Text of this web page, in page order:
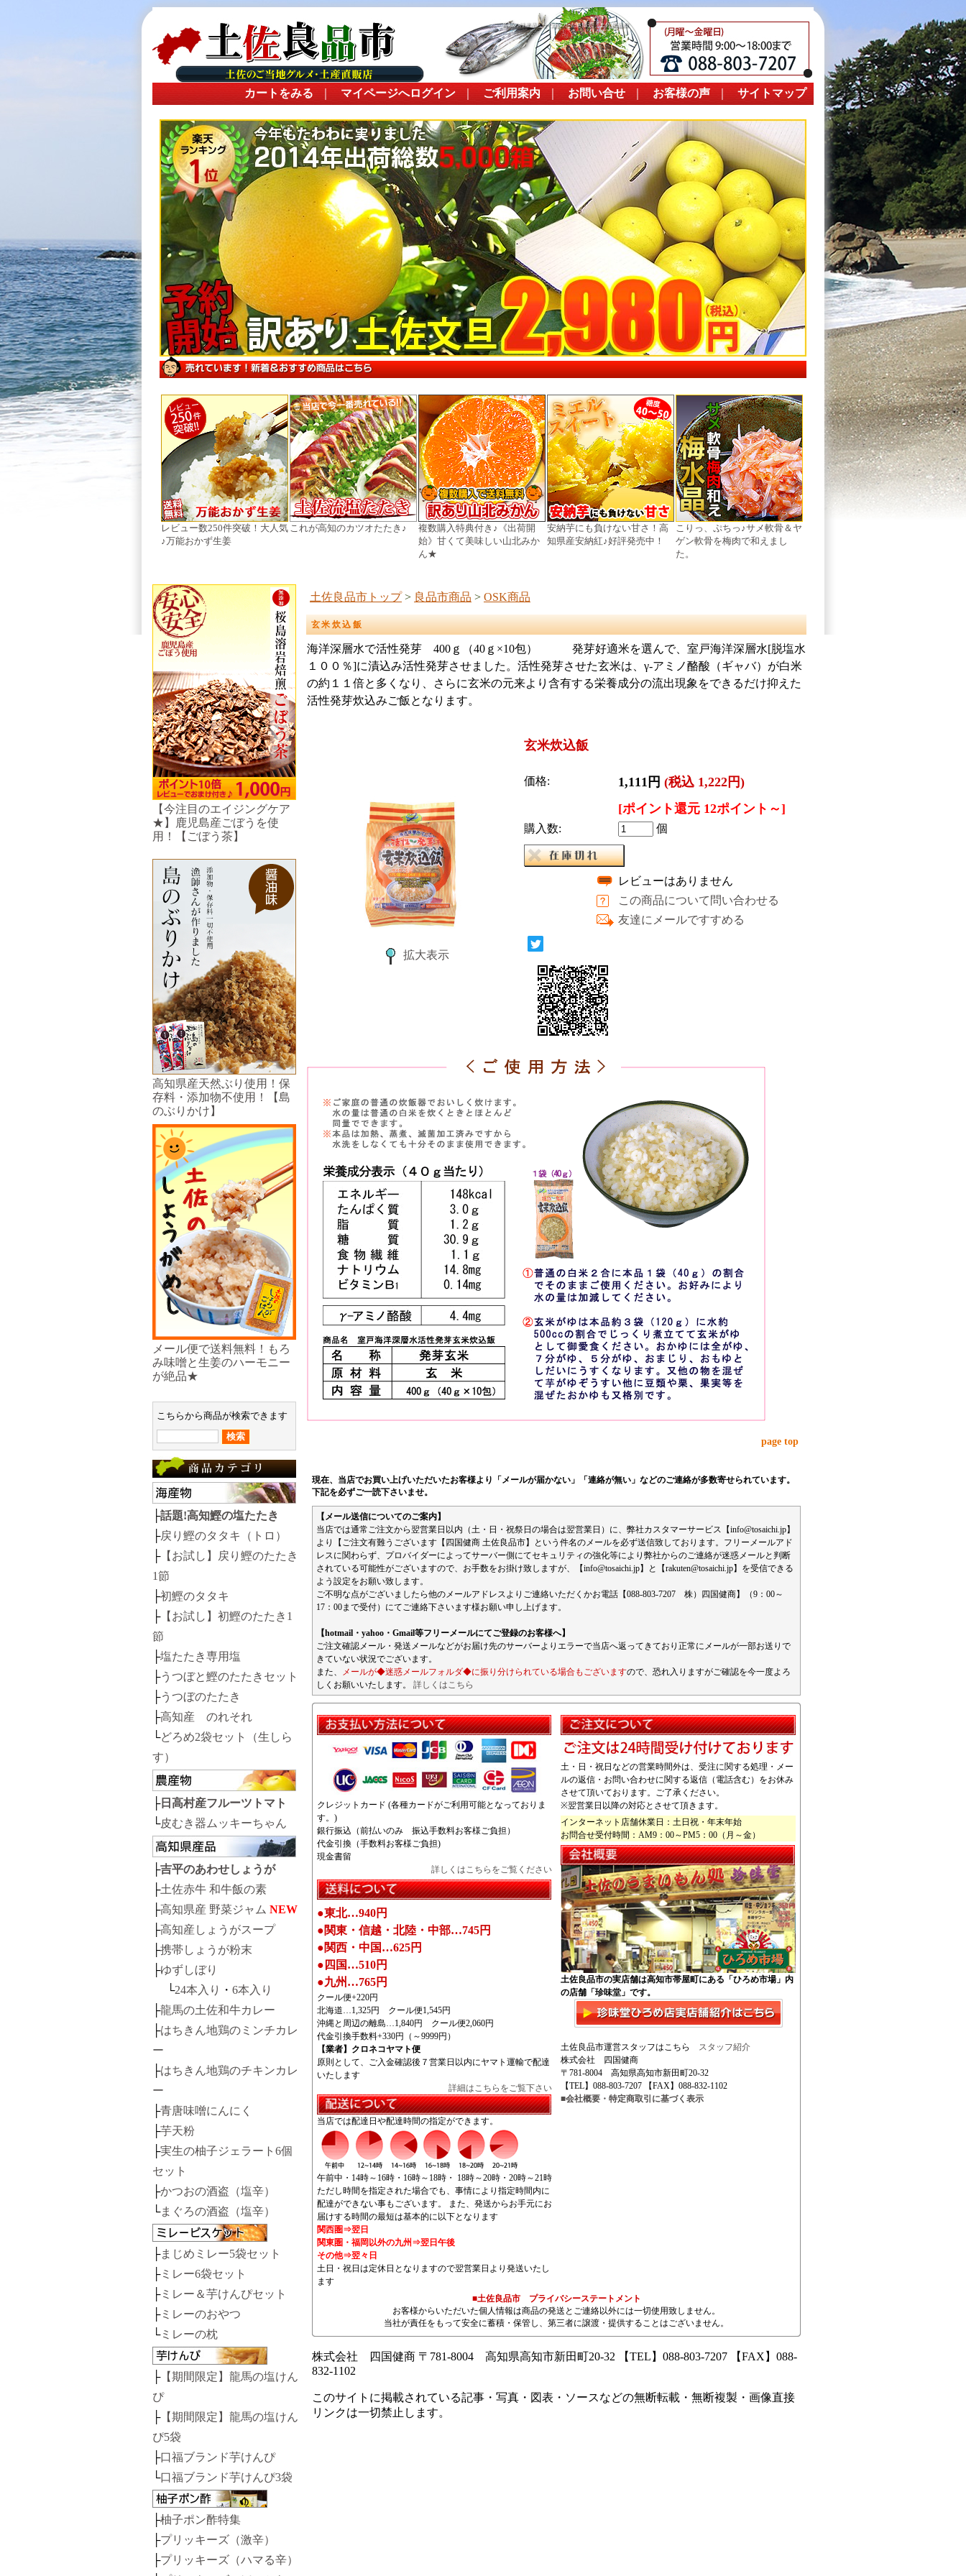
高知の特産品・かつおのたたき販売 土佐良品市
カートをみる マイページへログイン ご利用案内 お問い合せ お客様の声 サイトマップ
レビュー数250件突破！大人気
♪万能おかず生姜
これが高知のカツオたたき♪
複数購入特典付き♪《出荷開
始》甘くて美味しい山北みか
ん★
安納芋にも負けない甘さ！高
知県産安納紅♪好評発売中！
こりっ、ぷちっ♪サメ軟骨＆ヤ
ゲン軟骨を梅肉で和えまし
た。
【今注目のエイジングケア
★】鹿児島産ごぼうを使
用！【ごぼう茶】
高知県産天然ぶり使用！保
存料・添加物不使用！【島
のぶりかけ】
メール便で送料無料！もろ
み味噌と生姜のハーモニー
が絶品★
こちらから商品が検索できます
├話題!高知鰹の塩たたき
├戻り鰹のタタキ（トロ）
├【お試し】戻り鰹のたたき
1節
├初鰹のタタキ
├【お試し】初鰹のたたき1
節
├塩たたき専用塩
├うつぼと鰹のたたきセット
├うつぼのたたき
├高知産 のれそれ
└どろめ2袋セット（生しら
す）
├日高村産フルーツトマト
└皮むき器ムッキーちゃん
├吉平のあわせしょうが
├土佐赤牛 和牛飯の素
├高知県産 野菜ジャム NEW
├高知産しょうがスープ
├携帯しょうが粉末
├ゆずしぼり
└24本入り ・ 6本入り
├龍馬の土佐和牛カレー
├はちきん地鶏のミンチカレ
ー
├はちきん地鶏のチキンカレ
ー
├青唐味噌にんにく
├芋天粉
├実生の柚子ジェラート6個
セット
├かつおの酒盗（塩辛）
└まぐろの酒盗（塩辛）
├まじめミレー5袋セット
├ミレー6袋セット
├ミレー＆芋けんぴセット
├ミレーのおやつ
└ミレーの枕
├【期間限定】龍馬の塩けん
ぴ
├【期間限定】龍馬の塩けん
ぴ5袋
├口福ブランド芋けんぴ
└口福ブランド芋けんぴ3袋
├柚子ポン酢特集
├プリッキーズ（激辛）
├プリッキーズ（ハマる辛）
土佐良品市トップ> 良品市商品 > OSK商品
玄米炊込飯
海洋深層水で活性発芽 400ｇ（40ｇ×10包） 発芽好適米を選んで、室戸海洋深層水[脱塩水
１００％]に漬込み活性発芽させました。活性発芽させた玄米は、γ‐アミノ酪酸（ギャバ）が白米
の約１１倍と多くなり、さらに玄米の元来より含有する栄養成分の流出現象をできるだけ抑えた
活性発芽炊込みご飯となります。
拡大表示
玄米炊込飯
価格: 1,111円 (税込 1,222円)
[ポイント還元 12ポイント～]
購入数: 個
レビューはありません
この商品について問い合わせる
友達にメールですすめる
page top
現在、当店でお買い上げいただいたお客様より「メールが届かない」「連絡が無い」などのご連絡が多数寄せられています。
下記を必ずご一読下さいませ。
【メール送信についてのご案内】
当店では通常ご注文から翌営業日以内（土・日・祝祭日の場合は翌営業日）に、弊社カスタマーサービス【info@tosaichi.jp】
より【ご注文有難うございます【四国健商 土佐良品市】という件名のメールを必ず送信致しております。フリーメールアド
レスに関わらず、プロバイダーによってサーバー側にてセキュリティの強化等により弊社からのご連絡が迷惑メールと判断
されている可能性がございますので、お手数をお掛け致しますが、【info@tosaichi.jp】と【rakuten@tosaichi.jp】を受信できる
よう設定をお願い致します。
ご不明な点がございましたら他のメールアドレスよりご連絡いただくかお電話【088-803-7207 株）四国健商】（9：00～
17：00まで受付）にてご連絡下さいます様お願い申し上げます。
【hotmail・yahoo・Gmail等フリーメールにてご登録のお客様へ】
ご注文確認メール・発送メールなどがお届け先のサーバーよりエラーで当店へ返ってきており正常にメールが一部お送りで
きていない状況でございます。
また、
メールが◆迷惑メールフォルダ◆に振り分けられている場合もございますので、恐れ入りますがご確認を今一度よろ
しくお願いいたします。
詳しくはこちら
クレジットカード (各種カードがご利用可能となっておりま
す。)
銀行振込（前払いのみ 振込手数料お客様ご負担）
代金引換（手数料お客様ご負担)
現金書留
詳しくはこちらをご覧ください
●東北…940円
●関東・信越・北陸・中部…745円
●関西・中国…625円
●四国…510円
●九州…765円
クール便+220円
北海道…1,325円 クール便1,545円
沖縄と周辺の離島…1,840円 クール便2,060円
代金引換手数料+330円（～9999円）
【業者】クロネコヤマト便
原則として、ご入金確認後７営業日以内にヤマト運輸で配達
いたします
詳細はこちらをご覧下さい
当店では配達日や配達時間の指定ができます。
午前中・14時～16時・16時～18時・ 18時～20時・20時～21時
ただし時間を指定された場合でも、事情により指定時間内に
配達ができない事もございます。 また、発送からお手元にお
届けする時間の最短は基本的に以下となります
関西圏⇒翌日
関東圏・福岡以外の九州⇒翌日午後
その他⇒翌々日
土日・祝日は定休日となりますので翌営業日より発送いたし
ます
土・日・祝日などの営業時間外は、受注に関する処理・メー
ルの返信・お問い合わせに関する返信（電話含む）をお休み
させて頂いております。ご了承ください。
※翌営業日以降の対応とさせて頂きます。
インターネット店舗休業日：土日祝・年末年始
お問合せ受付時間：AM9：00～PM5：00（月～金）
土佐良品市の実店舗は高知市帯屋町にある「ひろめ市場」内
の店舗「珍味堂」です。
土佐良品市運営スタッフはこちら スタッフ紹介
株式会社 四国健商
〒781-8004 高知県高知市新田町20-32
【TEL】088-803-7207 【FAX】088-832-1102
■会社概要・特定商取引に基づく表示
■土佐良品市 プライバシーステートメント
お客様からいただいた個人情報は商品の発送とご連絡以外には一切使用致しません。
当社が責任をもって安全に蓄積・保管し、第三者に譲渡・提供することはございません。
株式会社 四国健商 〒781-8004 高知県高知市新田町20-32 【TEL】088-803-7207 【FAX】088-
832-1102
このサイトに掲載されている記事・写真・図表・ソースなどの無断転載・無断複製・画像直接
リンクは一切禁止します。